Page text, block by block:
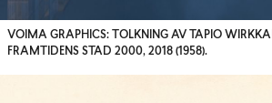
VOIMA GRAPHICS: TOLKNING AV TAPIO
FRAMTIDENS STAD 2000, 2018 (1958).